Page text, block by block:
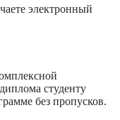
электронный
студенту
без пропусков.